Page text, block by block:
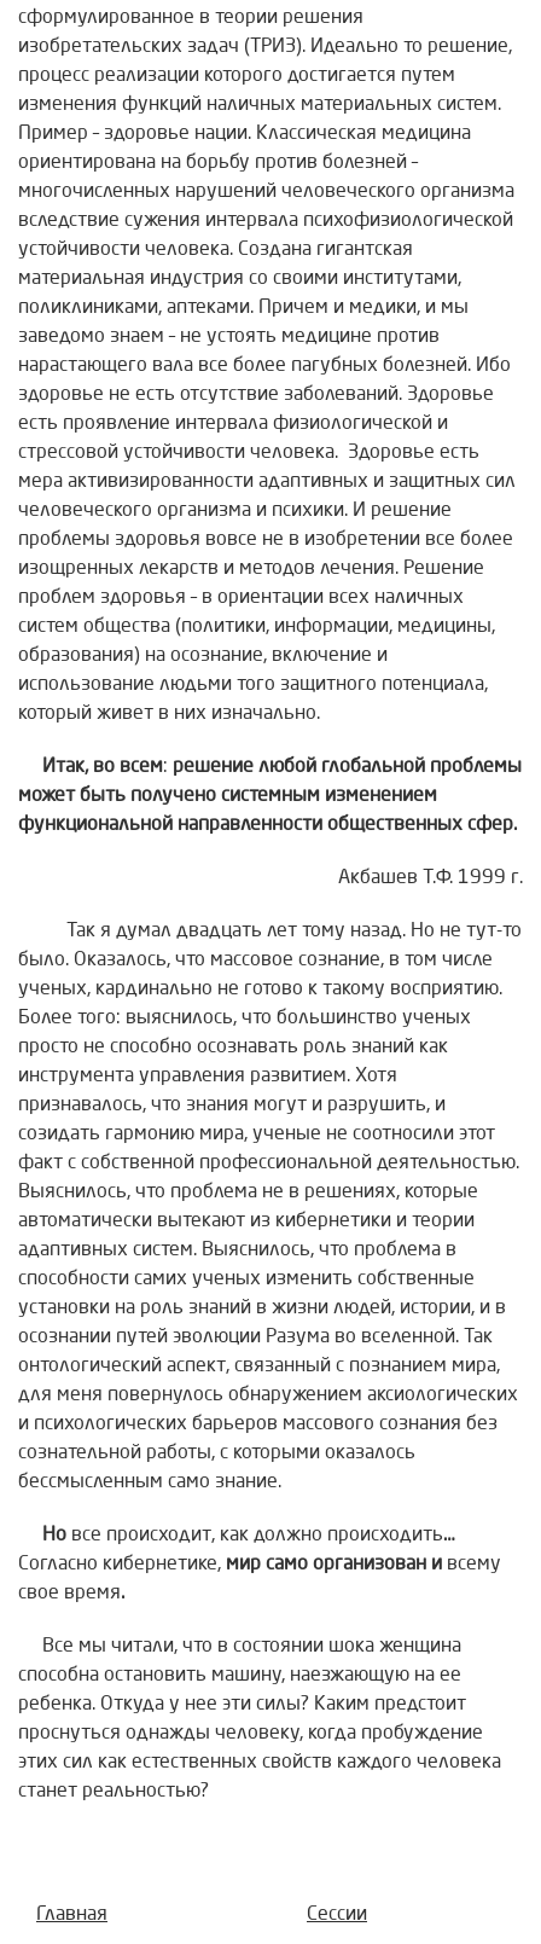
сформулированное в теории решения
изобретательских задач (ТРИЗ). Идеально то решение,
процесс реализации которого достигается путем
изменения функций наличных материальных систем.
Пример – здоровье нации. Классическая медицина
ориентирована на борьбу против болезней –
многочисленных нарушений человеческого организма
вследствие сужения интервала психофизиологической
устойчивости человека. Создана гигантская
материальная индустрия со своими институтами,
поликлиниками, аптеками. Причем и медики, и мы
заведомо знаем – не устоять медицине против
нарастающего вала все более пагубных болезней. Ибо
здоровье не есть отсутствие заболеваний. Здоровье
есть проявление интервала физиологической и
стрессовой устойчивости человека. Здоровье есть
мера активизированности адаптивных и защитных сил
человеческого организма и психики. И решение
проблемы здоровья вовсе не в изобретении все более
изощренных лекарств и методов лечения. Решение
проблем здоровья – в ориентации всех наличных
систем общества (политики, информации, медицины,
образования) на осознание, включение и
использование людьми того защитного потенциала,
который живет в них изначально.
Итак, во всем: решение любой глобальной проблемы
может быть получено системным изменением
функциональной направленности общественных сфер.
Акбашев Т.Ф. 1999 г.
Так я думал двадцать лет тому назад. Но не тут-то
было. Оказалось, что массовое сознание, в том числе
ученых, кардинально не готово к такому восприятию.
Более того: выяснилось, что большинство ученых
просто не способно осознавать роль знаний как
инструмента управления развитием. Хотя
признавалось, что знания могут и разрушить, и
созидать гармонию мира, ученые не соотносили этот
факт с собственной профессиональной деятельностью.
Выяснилось, что проблема не в решениях, которые
автоматически вытекают из кибернетики и теории
адаптивных систем. Выяснилось, что проблема в
способности самих ученых изменить собственные
установки на роль знаний в жизни людей, истории, и в
осознании путей эволюции Разума во вселенной. Так
онтологический аспект, связанный с познанием мира,
для меня повернулось обнаружением аксиологических
и психологических барьеров массового сознания без
сознательной работы, с которыми оказалось
бессмысленным само знание.
Но все происходит, как должно происходить…
Согласно кибернетике, мир само организован и всему
свое время.
Все мы читали, что в состоянии шока женщина
способна остановить машину, наезжающую на ее
ребенка. Откуда у нее эти силы? Каким предстоит
проснуться однажды человеку, когда пробуждение
этих сил как естественных свойств каждого человека
станет реальностью?
Главная
Сессии